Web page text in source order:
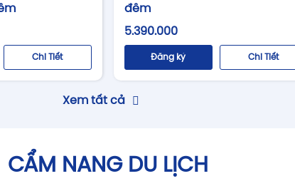
Chi Tiết
đêm
5.390.000
Đăng ký Chi Tiết
Xem tất cả
CẨM NANG DU LỊCH